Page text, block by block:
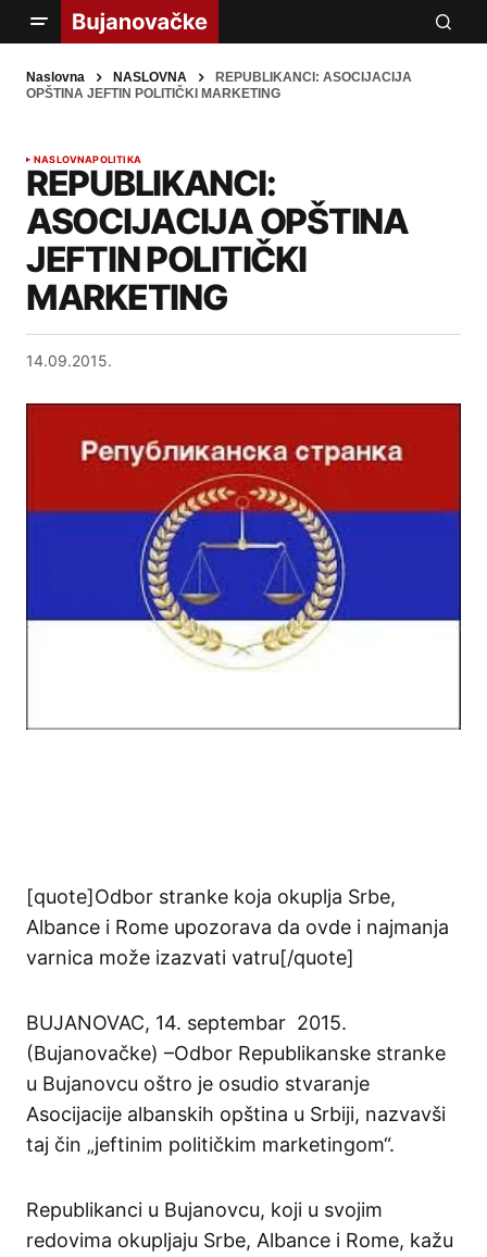
Naslovna NASLOVNA
REPUBLIKANCI: ASOCIJACIJA
OPŠTINA JEFTIN POLITIČKI MARKETING
NASLOVNAPOLITIKA
REPUBLIKANCI:
ASOCIJACIJA OPŠTINA
JEFTIN POLITIČKI
MARKETING
14.09.2015.
[quote]Odbor stranke koja okuplja Srbe,
Albance i Rome upozorava da ovde i najmanja
varnica može izazvati vatru[/quote]
BUJANOVAC, 14. septembar 2015.
(Bujanovačke) –Odbor Republikanske stranke
u Bujanovcu oštro je osudio stvaranje
Asocijacije albanskih opština u Srbiji, nazvavši
taj čin „jeftinim političkim marketingom“.
Republikanci u Bujanovcu, koji u svojim
redovima okupljaju Srbe, Albance i Rome, kažu